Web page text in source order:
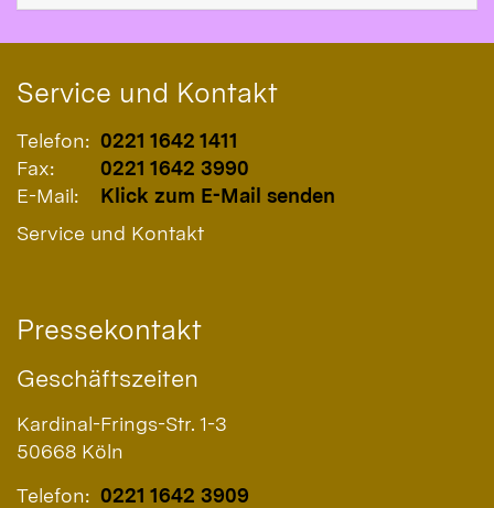
Service und Kontakt
Telefon: 0221 1642 1411
Fax:
0221 1642 3990
E-Mail:
Klick zum E-Mail senden
Service und Kontakt
Pressekontakt
Geschäftszeiten
Kardinal-Frings-Str. 1-3
50668 Köln
Telefon: 0221 1642 3909